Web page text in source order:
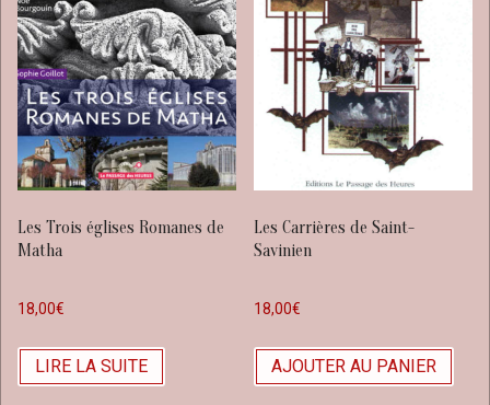
Les Trois églises Romanes de
Matha
18,00€
LIRE LA SUITE
Les Carrières de Saint-
Savinien
18,00€
AJOUTER AU PANIER